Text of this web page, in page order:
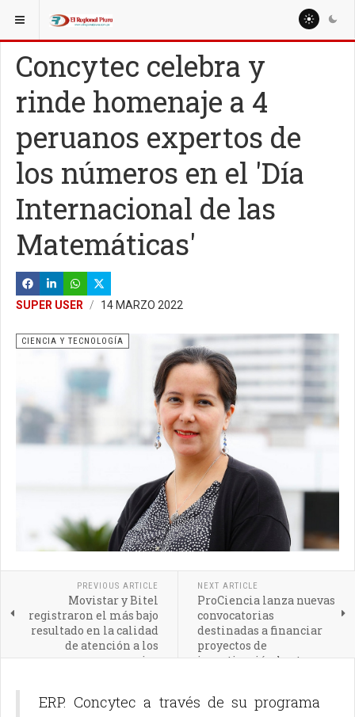
ESTÁ AQUÍ: MISCELANEAS
Concytec celebra y
rinde homenaje a 4
peruanos expertos de
los números en el 'Día
Internacional de las
Matemáticas'
SUPER USER 14 MARZO 2022
CIENCIA Y TECNOLOGÍA
PREVIOUS ARTICLE
Movistar y Bitel
registraron el más bajo
resultado en la calidad
de atención a los
usuarios
NEXT ARTICLE
ProCiencia lanza nuevas
convocatorias
destinadas a financiar
proyectos de
investigación hasta con
ERP. Concytec a través de su programa